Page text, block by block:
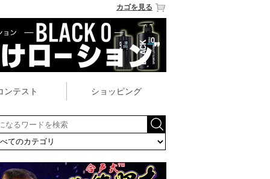
カゴを見る
ンテスト ショッピング